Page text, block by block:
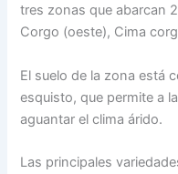
tres zonas que abarcan
Corgo (oeste), Cima
El suelo de la zona está
esquisto, que permite a
aguantar el clima árido.
Las principales